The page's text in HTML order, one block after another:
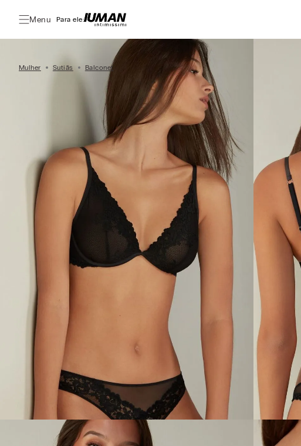
Menu Para ele:
Mulher Sutiãs Balconet